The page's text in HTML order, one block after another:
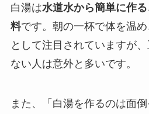
白湯は水道水から簡単に作
料です。朝の一杯で体を温
として注目されていますが
ない人は意外と多いです。
また、「白湯を作るのは面